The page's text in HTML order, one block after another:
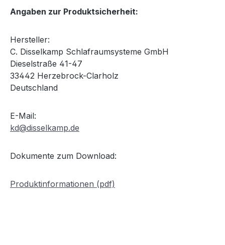
Angaben zur Produktsicherheit:
Hersteller:
C. Disselkamp Schlafraumsysteme GmbH
Dieselstraße 41-47
33442 Herzebrock-Clarholz
Deutschland
E-Mail:
kd@disselkamp.de
Dokumente zum Download:
Produktinformationen (pdf)